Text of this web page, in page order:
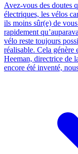
Avez-vous des doutes
électriques, les vélos
ils moins sûr(e) de
rapidement
vélo reste toujours
réalisable. Cela génère
Heeman, directrice de
encore été inventé,